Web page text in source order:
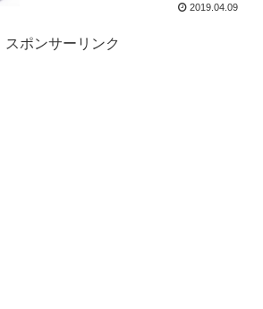
2019.04.09
スポンサーリンク